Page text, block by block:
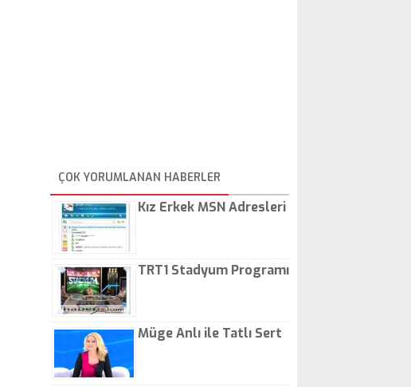
ÇOK YORUMLANAN HABERLER
Kız Erkek MSN Adresleri
TRT1 Stadyum Programı
Müge Anlı ile Tatlı Sert